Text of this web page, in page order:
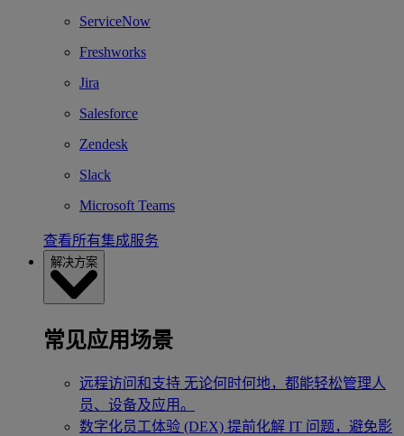
ServiceNow
Freshworks
Jira
Salesforce
Zendesk
Slack
Microsoft Teams
查看所有集成服务
解决方案
常见应用场景
远程访问和支持 无论何时何地，都能轻松管理人
员、设备及应用。
数字化员工体验 (DEX) 提前化解 IT 问题，避免影